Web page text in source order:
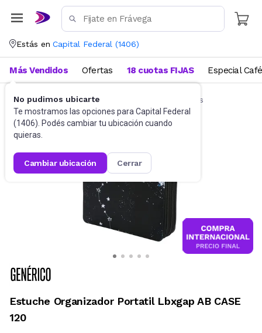
Estás en Capital Federal (1406)
No pudimos ubicarte
Te mostramos las opciones para Capital Federal
(1406). Podés cambiar tu ubicación cuando
quieras.
cambiar ubicación cerrar
Más Vendidos Ofertas 18 cuotas FIJAS Especial Café
Artículos de Librería y Papelería Cartucheras
Estuche Organizador Portatil Lbxgap AB CASE
120